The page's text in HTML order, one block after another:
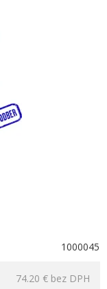
1000045
74.20 € bez DPH